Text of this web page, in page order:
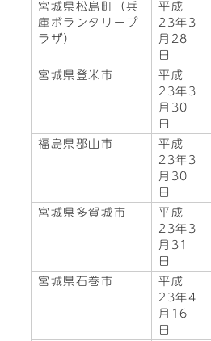
宮城県松島町（兵
庫ボランタリープ
ラザ）
平成
23年3
月28
日
宮城県登米市
平成
23年3
月30
日
福島県郡山市
平成
23年3
月30
日
宮城県多賀城市
平成
23年3
月31
日
宮城県石巻市
平成
23年4
月16
日